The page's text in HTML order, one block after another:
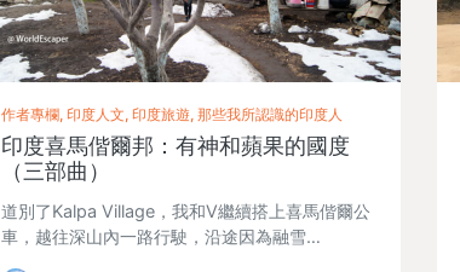
作者專欄, 印度人文, 印度旅遊, 那些我所認識的印度人
印度喜馬偕爾邦：有神和蘋果的國度
（三部曲）
道別了Kalpa Village，我和V繼續搭上喜馬偕爾公
車，越往深山內一路行駛，沿途因為融雪…